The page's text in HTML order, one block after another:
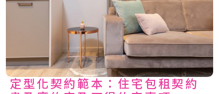
定型化契約範本：住宅包租契約